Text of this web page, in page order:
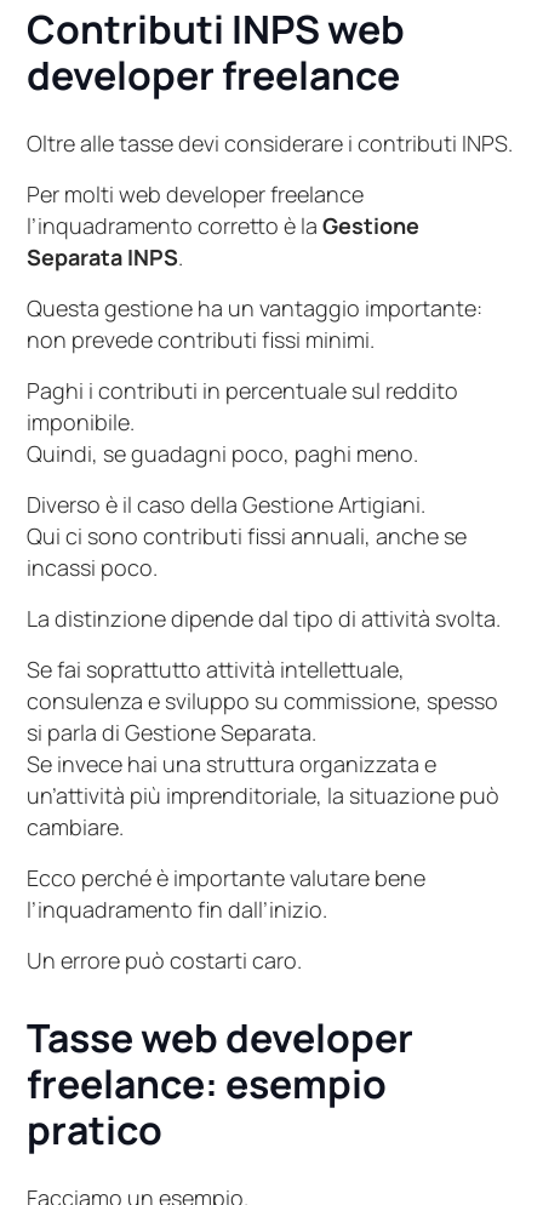
Contributi INPS web
developer freelance
Oltre alle tasse devi considerare i contributi INPS.
Per molti web developer freelance
l’inquadramento corretto è laGestione
Separata INPS.
Questa gestione ha un vantaggio importante:
non prevede contributi fissi minimi.
Paghi i contributi in percentuale sul reddito
imponibile.
Quindi, se guadagni poco, paghi meno.
Diverso è il caso della Gestione Artigiani.
Qui ci sono contributi fissi annuali, anche se
incassi poco.
La distinzione dipende dal tipo di attività svolta.
Se fai soprattutto attività intellettuale,
consulenza e sviluppo su commissione, spesso
si parla di Gestione Separata.
Se invece hai una struttura organizzata e
un’attività più imprenditoriale, la situazione può
cambiare.
Ecco perché è importante valutare bene
l’inquadramento fin dall’inizio.
Un errore può costarti caro.
Tasse web developer
freelance: esempio
pratico
Facciamo un esempio.